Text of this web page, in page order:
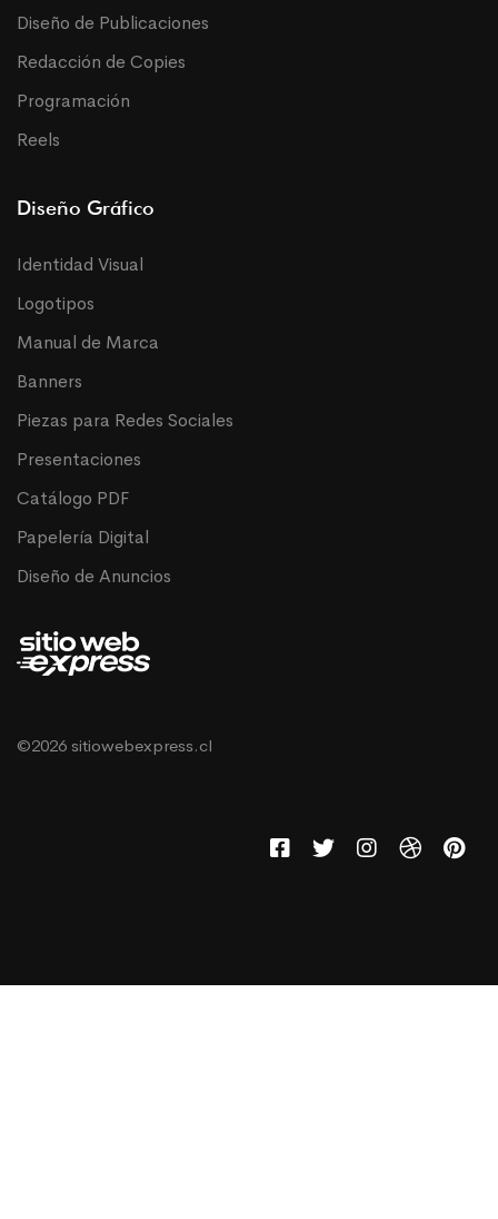
Diseño de Publicaciones
Redacción de Copies
Programación
Reels
Diseño Gráfico
Identidad Visual
Logotipos
Manual de Marca
Banners
Piezas para Redes Sociales
Presentaciones
Catálogo PDF
Papelería Digital
Diseño de Anuncios
©2026 sitiowebexpress.cl